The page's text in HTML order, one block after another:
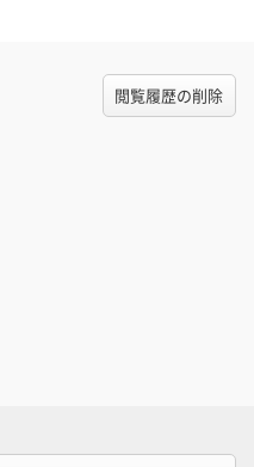
閲覧履歴の削除